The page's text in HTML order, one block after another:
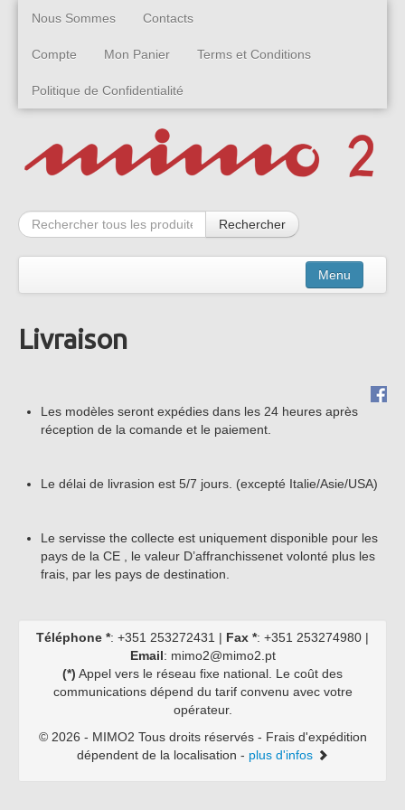
Nous Sommes Contacts
Compte Mon Panier Terms et Conditions
Politique de Confidentialité
Rechercher
Menu
Kits
Grand Serie
Rares Modèles
Mimo 2 - Distribuidora de
Novidades, Lda
Livraison
Les modèles seront expédies dans les 24 heures après
réception de la comande et le paiement.
Le délai de livrasion est 5/7 jours. (excepté Italie/Asie/USA)
Le servisse the collecte est uniquement disponible pour les
pays de la CE , le valeur D’affranchissenet volonté plus les
frais, par les pays de destination.
Téléphone *: +351 253272431 | Fax *: +351 253274980 |
Email: mimo2@mimo2.pt
(*) Appel vers le réseau fixe national. Le coût des
communications dépend du tarif convenu avec votre
opérateur.
© 2026 - MIMO2 Tous droits réservés - Frais d'expédition
dépendent de la localisation - plus d'infos